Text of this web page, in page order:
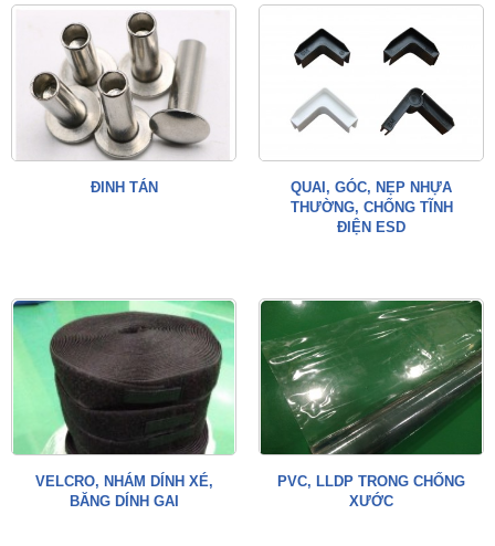
ĐINH TÁN
QUAI, GÓC, NẸP NHỰA
THƯỜNG, CHỐNG TĨNH
ĐIỆN ESD
VELCRO, NHÁM DÍNH XÉ,
BĂNG DÍNH GAI
PVC, LLDP TRONG CHỐNG
XƯỚC